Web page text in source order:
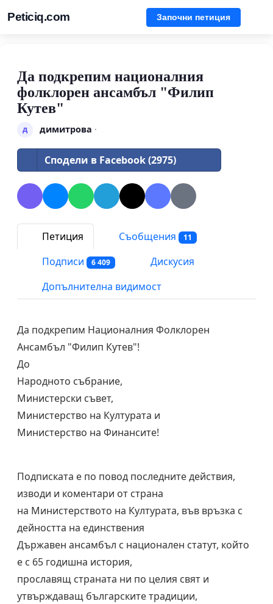
Peticiq.com Започни петиция
Да подкрепим националния
фолклорен ансамбъл "Филип
Кутев"
д димитрова ·
Сподели в Facebook (2975)
Петиция Съобщения 11
Подписи 6 409
Дискусия
Допълнителна видимост
Да подкрепим Националния Фолклорен
Ансамбъл "Филип Кутев"!
До
Народното събрание,
Министерски съвет,
Министерство на Културата и
Министерство на Финансите!
Подписката е по повод последните действия,
изводи и коментари от страна
на Министерството на Културата, във връзка с
дейността на единствения
Държавен ансамбъл с национален статут, който
е с 65 годишна история,
прославящ страната ни по целия свят и
утвърждаващ българските традиции,